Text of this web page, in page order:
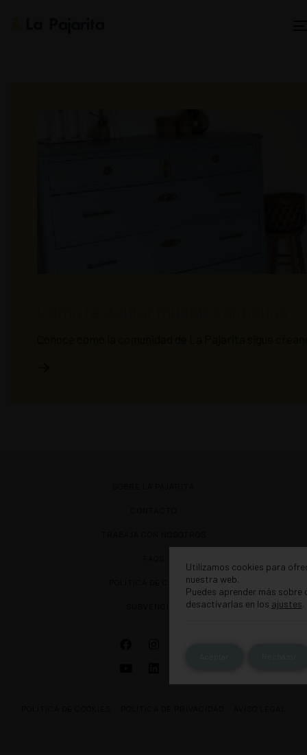
POLÍTICA DE CALIDAD
Utilizamos cookies para
nuestra web.
Puedes aprender más sobre
desactivarlas en los ajustes.